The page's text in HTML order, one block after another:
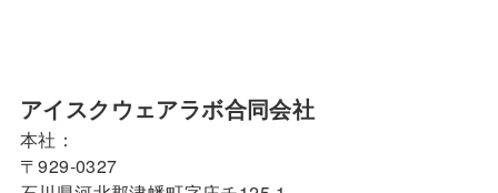
アイスクウェアラボ合同会社
本社：
〒929-0327